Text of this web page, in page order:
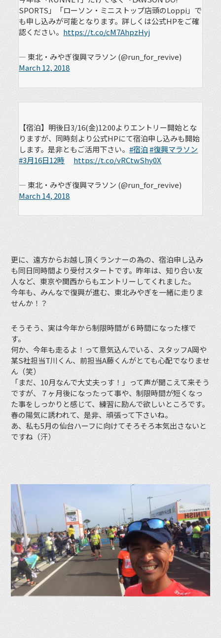
SPORTS」「ローソン・ミニストップ店頭のLoppi」で
も申し込みが可能となります。詳しくは公式HPをご確
認ください。 https://t.co/cM7AhpzHyj
— 東北・みやぎ復興マラソン (@run_for_revive)
March 12, 2018
【宿泊】明後日3/16(金)12:00よりエントリー開始とな
りますが、同時刻より公式HPにて宿泊申し込みも開始
します。是非ともご活用下さい。#宿泊 #復興マラソン
#3月16日12時
https://t.co/vRCtwShy0X
— 東北・みやぎ復興マラソン (@run_for_revive)
March 14, 2018
更に、遠方からお越し頂くランナーの為の、宿泊申し込み
も同日同時間より受付スタートです。昨年は、知り合い友
人など、東京や関西からもエントリーしてくれました。
今年も、みんなで復興が進む、東北みやぎを一緒に走りま
せんか！？
そうそう、実は今年から制限時間が６時間になった様で
す。
何か、今年も走るよ！って意気込んでいる、スタッフA岡や
某S社担当T川くん、前担当A藤くんがとても心配でなりませ
ん（笑）
「まだ、10月なんで大丈夫っす！」って声が聞こえて来そう
ですが、７ヶ月後になったって事や、制限時間が短くなっ
た事をしっかりと感じて、練習に励んで欲しいところです。
春の陽気に誘われて、是非、頑張って下さいね。
あ、私も5月の仙台ハーフに向けてそろそろ本気出さないと
ですね（汗）